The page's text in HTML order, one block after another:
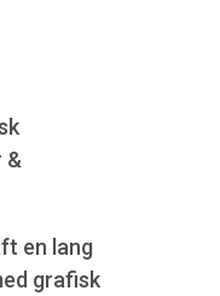
&
en lang
grafisk